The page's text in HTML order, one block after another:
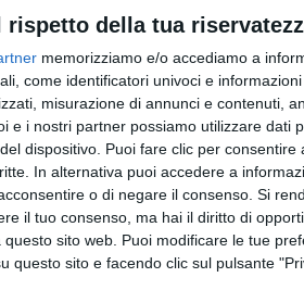
rispetto della tua
memorizziamo e/o accediamo a
come identificatori univoci e
misurazione di annunci e contenuti,
e i nostri partner possiamo utilizzare dati
dispositivo. Puoi fare clic per
In alternativa puoi accedere a
o di negare il consenso. Si
il tuo consenso, ma hai il diritto di
sito web. Puoi modificare le tue
questo sito e facendo clic sul pulsante
in ambito lavorativo) ed il
udienze del 21 e 28 novembre, del
Cosimo Giannini, legale
la palazzina crollata;
lavori per la demolizione dell'edificio
e Giovanni; il dirigente a scavalco
l'architetto Giovanni Paparella,
comunale Roberto Mariano; il
l'ingegnere comunale Rosario